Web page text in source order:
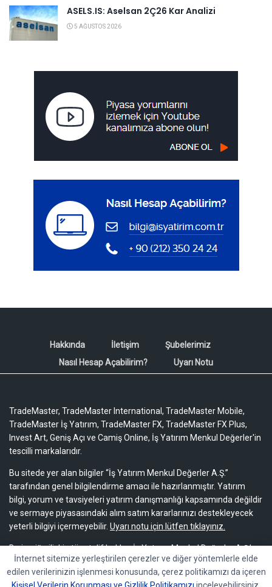
ASELS.IS: Aselsan 2Ç26 Kar Analizi
5 AĞUSTOS 2026
Hakkında İletişim
Şubelerimiz
Nasıl Hesap Açabilirim?
Uyarı Notu
TradeMaster, TradeMaster International, TradeMaster Mobile,
TradeMaster İş Yatırım, TradeMaster FX, TradeMaster FX Plus,
Invest Art, Geniş Açı ve Camiş Online, İş Yatırım Menkul Değerler'in
tescilli markalarıdır.
Bu sitede yer alan bilgiler “İş Yatırım Menkul Değerler A.Ş.”
tarafından genel bilgilendirme amacı ile hazırlanmıştır. Yatırım
bilgi, yorum ve tavsiyeleri yatırım danışmanlığı kapsamında değildir
ve sermaye piyasasındaki alım satım kararlarınızı destekleyecek
yeterli bilgiyi içermeyebilir. Uyarı notu için lütfen tıklayınız.
Bu içeriğe ilişkin tüm telif hakları İş Yatırım Menkul Değerler A.Ş.’ye
aittir. Bu içerik, açık iznimiz olmaksızın başkaları tarafından
herhangi bir amaçla, kısmen veya tamamen çoğaltılamaz,
İnternet sitemize yerleştirilen çerezler ve diğer yöntemlerle elde
edilen verilerinizin işlenmesi konusunda, çerez politikamızı da içeren